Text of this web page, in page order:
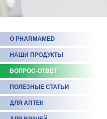
О PHARMAMED
НАШИ ПРОДУКТЫ
ВОПРОС-ОТВЕТ
ПОЛЕЗНЫЕ СТАТЬИ
ДЛЯ АПТЕК